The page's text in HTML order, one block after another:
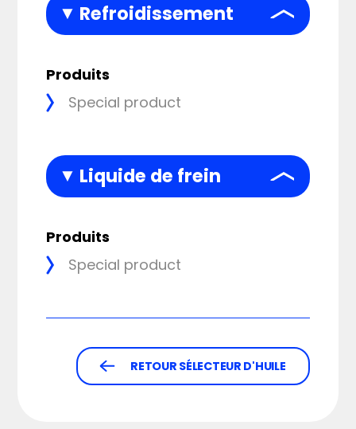
Refroidissement
Produits
Special product
Liquide de frein
Produits
Special product
RETOUR SÉLECTEUR D'HUILE